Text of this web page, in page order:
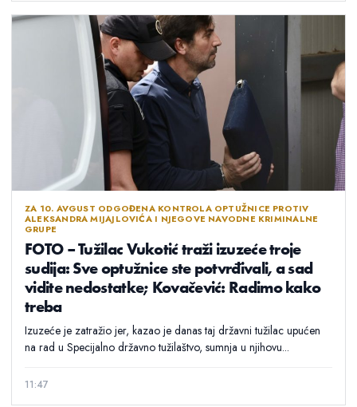
ZA 10. AVGUST ODGOĐENA KONTROLA OPTUŽNICE PROTIV
ALEKSANDRA MIJAJLOVIĆA I NJEGOVE NAVODNE KRIMINALNE
GRUPE
FOTO – Tužilac Vukotić traži izuzeće troje
sudija: Sve optužnice ste potvrđivali, a sad
vidite nedostatke; Kovačević: Radimo kako
treba
Izuzeće je zatražio jer, kazao je danas taj državni tužilac upućen
na rad u Specijalno državno tužilaštvo, sumnja u njihovu...
11:47